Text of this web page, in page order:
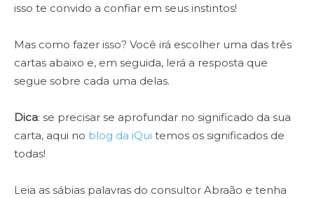
isso te convido a confiar em seus instintos!
Mas como fazer isso? Você irá escolher uma das três
cartas abaixo e, em seguida, lerá a resposta que
segue sobre cada uma delas.
Dica: se precisar se aprofundar no significado da sua
carta, aqui no blog da iQui temos os significados de
todas!
Leia as sábias palavras do consultor Abraão e tenha